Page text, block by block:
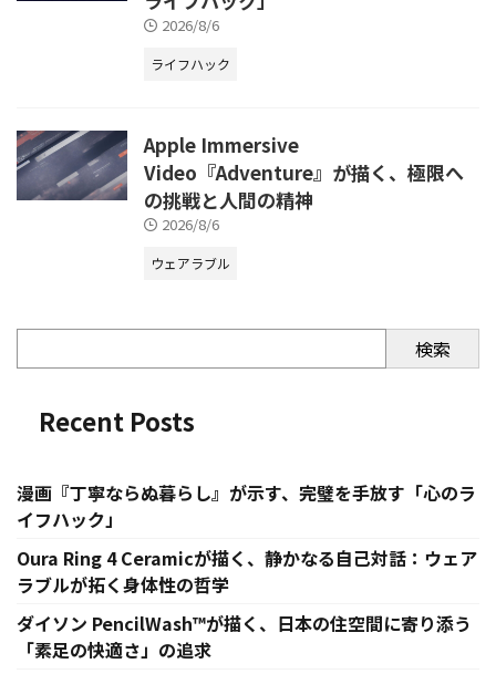
2026/8/6
ライフハック
Apple Immersive
Video『Adventure』が描く、極限へ
の挑戦と人間の精神
2026/8/6
ウェアラブル
検索
Recent Posts
漫画『丁寧ならぬ暮らし』が示す、完璧を手放す「心のラ
イフハック」
Oura Ring 4 Ceramicが描く、静かなる自己対話：ウェア
ラブルが拓く身体性の哲学
ダイソン PencilWash™が描く、日本の住空間に寄り添う
「素足の快適さ」の追求